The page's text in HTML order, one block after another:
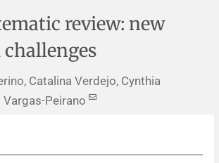
económicas
y reseñas
para autores
review: new
Catalina Verdejo, Cynthia
Vargas-Peirano